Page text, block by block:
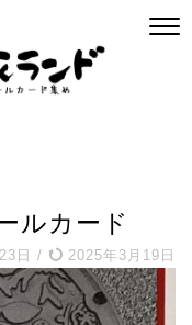
ルカード
日 / 2025年3月19日